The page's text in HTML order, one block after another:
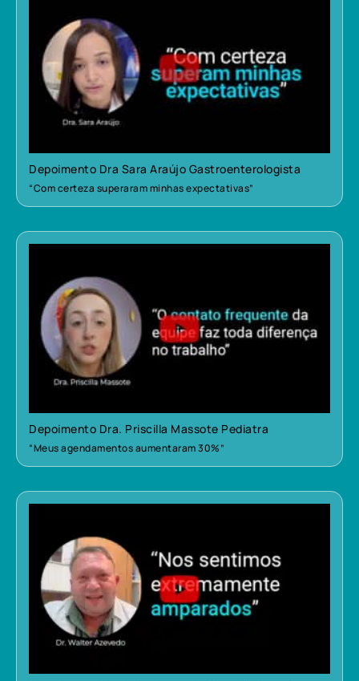
Depoimento Dra Sara Araújo Gastroenterologista
“Com certeza superaram minhas expectativas”
Depoimento Dra. Priscilla Massote Pediatra
“Meus agendamentos aumentaram 30%”